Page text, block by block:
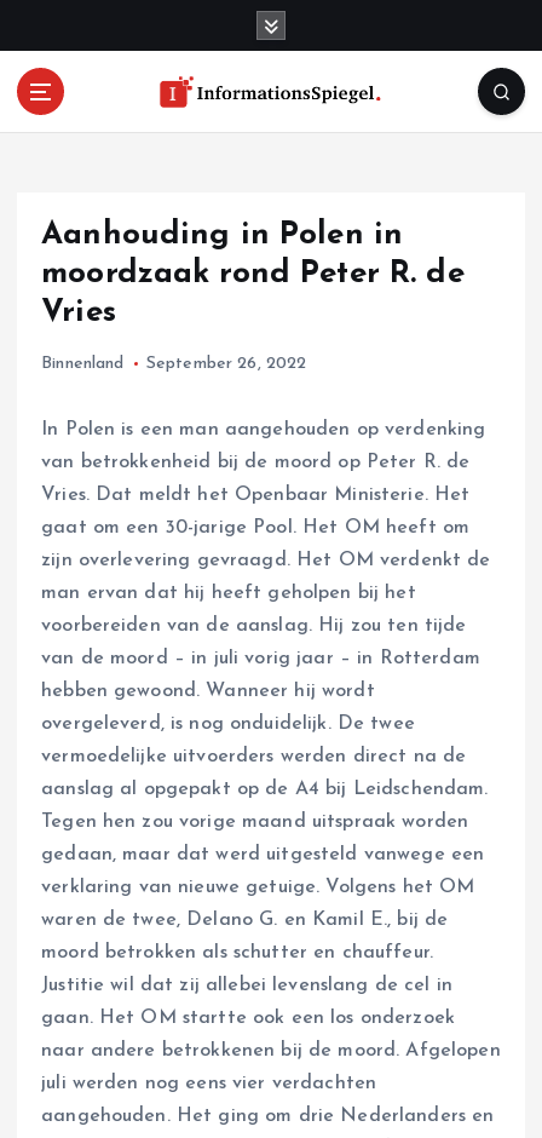
Aanhouding in Polen in
moordzaak rond Peter R. de
Vries
Binnenland September 26, 2022
In Polen is een man aangehouden op verdenking
van betrokkenheid bij de moord op Peter R. de
Vries. Dat meldt het Openbaar Ministerie. Het
gaat om een 30-jarige Pool. Het OM heeft om
zijn overlevering gevraagd. Het OM verdenkt de
man ervan dat hij heeft geholpen bij het
voorbereiden van de aanslag. Hij zou ten tijde
van de moord – in juli vorig jaar – in Rotterdam
hebben gewoond. Wanneer hij wordt
overgeleverd, is nog onduidelijk. De twee
vermoedelijke uitvoerders werden direct na de
aanslag al opgepakt op de A4 bij Leidschendam.
Tegen hen zou vorige maand uitspraak worden
gedaan, maar dat werd uitgesteld vanwege een
verklaring van nieuwe getuige. Volgens het OM
waren de twee, Delano G. en Kamil E., bij de
moord betrokken als schutter en chauffeur.
Justitie wil dat zij allebei levenslang de cel in
gaan. Het OM startte ook een los onderzoek
naar andere betrokkenen bij de moord. Afgelopen
juli werden nog eens vier verdachten
aangehouden. Het ging om drie Nederlanders en